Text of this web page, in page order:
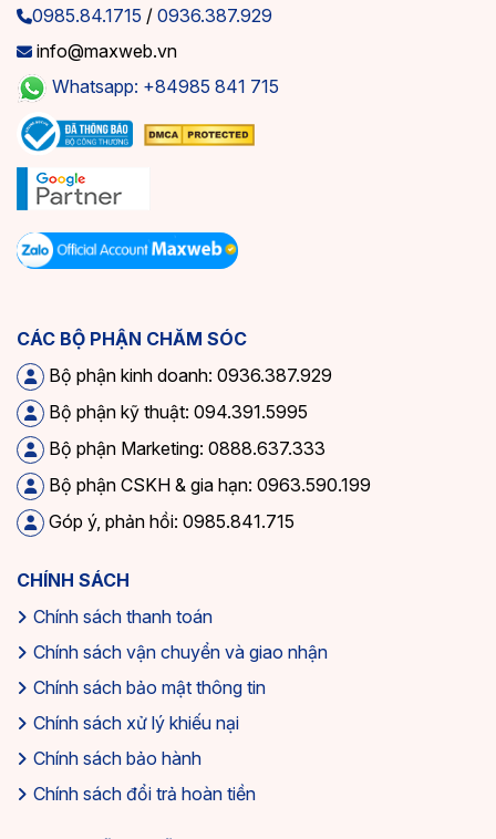
0985.84.1715 / 0936.387.929
info@maxweb.vn
Whatsapp: +84985 841 715
CÁC BỘ PHẬN CHĂM SÓC
Bộ phận kinh doanh: 0936.387.929
Bộ phận kỹ thuật: 094.391.5995
Bộ phận Marketing: 0888.637.333
Bộ phận CSKH & gia hạn: 0963.590.199
Góp ý, phản hồi: 0985.841.715
CHÍNH SÁCH
Chính sách thanh toán
Chính sách vận chuyển và giao nhận
Chính sách bảo mật thông tin
Chính sách xử lý khiếu nại
Chính sách bảo hành
Chính sách đổi trả hoàn tiền